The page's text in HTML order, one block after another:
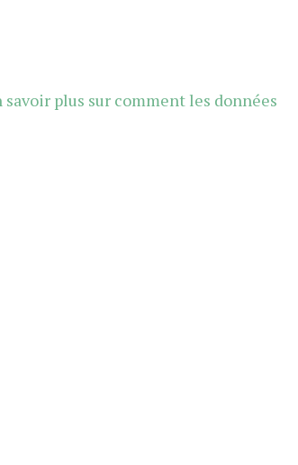
savoir plus sur comment les données